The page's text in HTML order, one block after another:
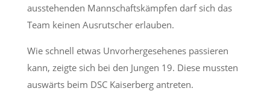
ausstehenden Mannschaftskämpfen darf sich das
Team keinen Ausrutscher erlauben.
Wie schnell etwas Unvorhergesehenes passieren
kann, zeigte sich bei den Jungen 19. Diese mussten
auswärts beim DSC Kaiserberg antreten.